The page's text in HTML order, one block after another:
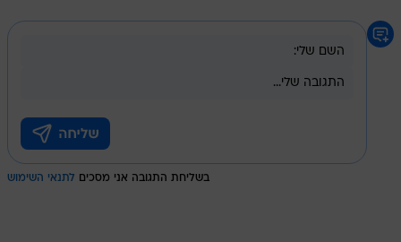
בשליחת התגובה אני מסכים לתנאי השימוש